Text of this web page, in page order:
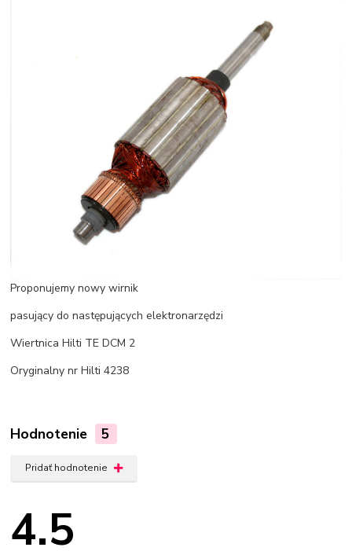
Proponujemy nowy wirnik
pasujący do następujących elektronarzędzi
Wiertnica Hilti TE DCM 2
Oryginalny nr Hilti 4238
Hodnotenie 5
Pridať hodnotenie
4.5